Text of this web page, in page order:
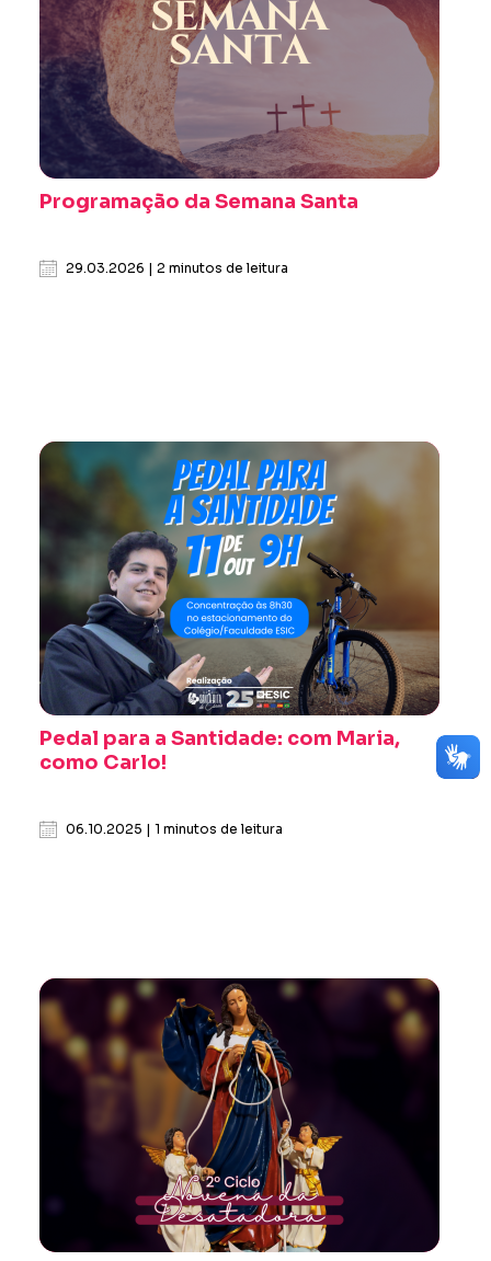
Programação da Semana Santa
29.03.2026 | 2 minutos de leitura
Pedal para a Santidade: com Maria,
como Carlo!
06.10.2025 | 1 minutos de leitura